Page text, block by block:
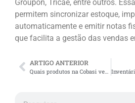
Groupon, Tricae, entre outros.
permitem sincronizar estoque,
automaticamente e emitir notas
que facilita a gestão das vendas
ARTIGO ANTERIOR